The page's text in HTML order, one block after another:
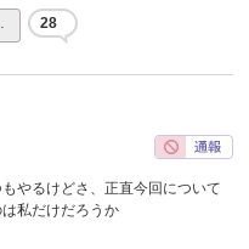
28
やるけどさ、正直今回について
私だけだろうか